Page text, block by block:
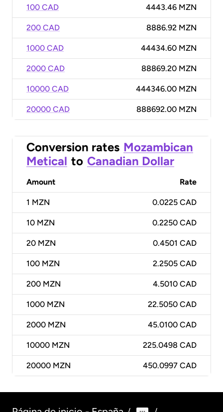
100 CAD 4443.46 MZN
200 CAD 8886.92 MZN
1000 CAD 44434.60 MZN
2000 CAD 88869.20 MZN
10000 CAD 444346.00 MZN
20000 CAD 888692.00 MZN
Conversion rates Mozambican
Metical to Canadian Dollar
Amount Rate
1 MZN 0.0225 CAD
10 MZN 0.2250 CAD
20 MZN 0.4501 CAD
100 MZN 2.2505 CAD
200 MZN 4.5010 CAD
1000 MZN 22.5050 CAD
2000 MZN 45.0100 CAD
10000 MZN 225.0498 CAD
20000 MZN 450.0997 CAD